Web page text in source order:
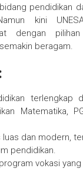
pendidikan
kini
dengan
beragam.
terlengkap
Matematika,
luas dan modern,
pendidikan.
vokasi